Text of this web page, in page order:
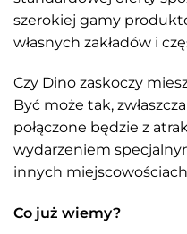
szerokiej gamy
własnych zakładów i
Czy Dino zaskoczy
Być może tak,
połączone będzie z
wydarzeniem
innych
Co już wiemy?